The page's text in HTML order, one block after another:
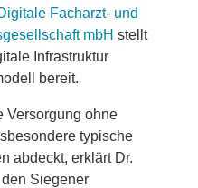
Facharzt- und
mbH stellt
Infrastruktur
bereit.
Versorgung ohne
typische
abdeckt, erklärt Dr.
Siegener